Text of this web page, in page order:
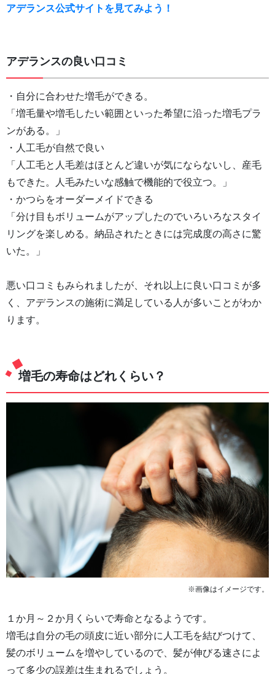
が、値段が高い。値段が下がれば安心して使える。
アデランス公式サイトを見てみよう！
アデランスの良い口コミ
・自分に合わせた増毛ができる。
「増毛量や増毛したい範囲といった希望に沿った増毛プラ
ンがある。」
・人工毛が自然で良い
「人工毛と人毛差はほとんど違いが気にならないし、産毛
もできた。人毛みたいな感触で機能的で役立つ。」
・かつらをオーダーメイドできる
「分け目もボリュームがアップしたのでいろいろなスタイ
リングを楽しめる。納品されたときには完成度の高さに驚
いた。」
悪い口コミもみられましたが、それ以上に良い口コミが多
く、アデランスの施術に満足している人が多いことがわか
ります。
増毛の寿命はどれくらい？
※画像はイメージです。
１か月～２か月くらいで寿命となるようです。
増毛は自分の毛の頭皮に近い部分に人工毛を結びつけて、
髪のボリュームを増やしているので、髪が伸びる速さによ
って多少の誤差は生まれるでしょう。